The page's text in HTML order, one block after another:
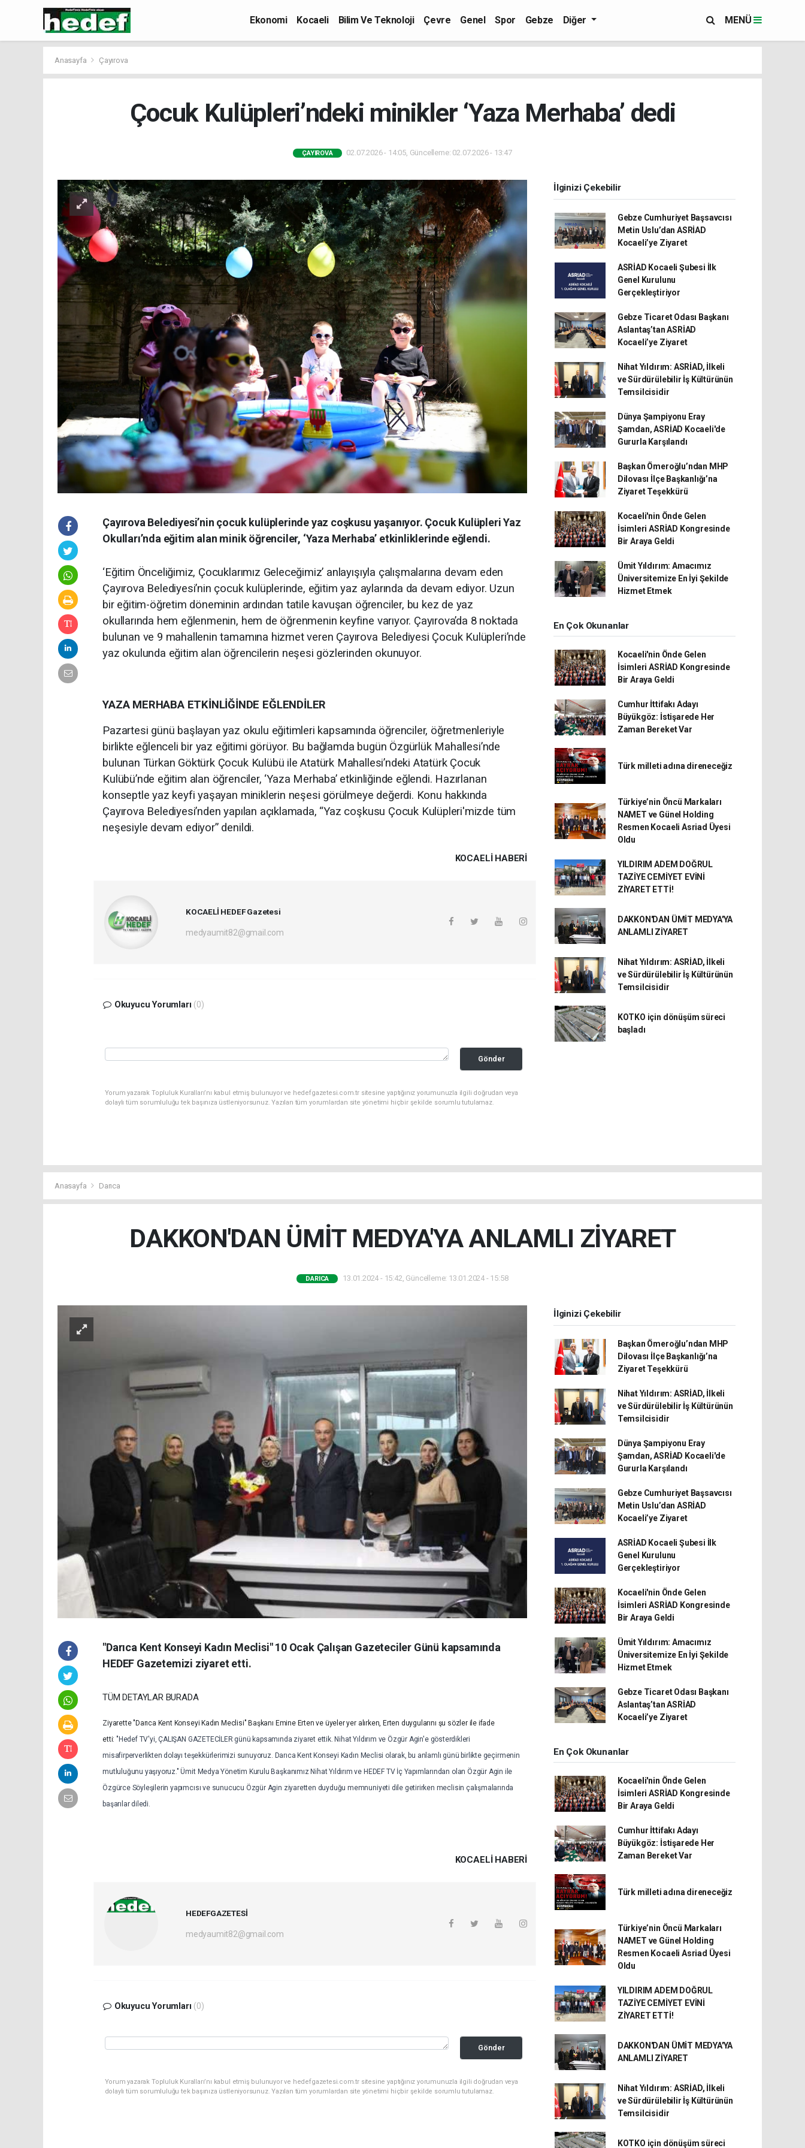
Ekonomi Kocaeli Bilim Ve Teknoloji Çevre Genel Spor Gebze Diğer MENÜ
Anasayfa Çayırova
Çocuk Kulüpleri’ndeki minikler ‘Yaza Merhaba’ dedi
ÇAYIROVA 02.07.2026 - 14:05, Güncelleme: 02.07.2026 - 13:47
Çayırova Belediyesi’nin çocuk kulüplerinde yaz coşkusu yaşanıyor. Çocuk Kulüpleri Yaz
Okulları’nda eğitim alan minik öğrenciler, ‘Yaza Merhaba’ etkinliklerinde eğlendi.
‘Eğitim Önceliğimiz, Çocuklarımız Geleceğimiz’ anlayışıyla çalışmalarına devam eden
Çayırova Belediyesi’nin çocuk kulüplerinde, eğitim yaz aylarında da devam ediyor. Uzun
bir eğitim-öğretim döneminin ardından tatile kavuşan öğrenciler, bu kez de yaz
okullarında hem eğlenmenin, hem de öğrenmenin keyfine varıyor. Çayırova’da 8 noktada
bulunan ve 9 mahallenin tamamına hizmet veren Çayırova Belediyesi Çocuk Kulüpleri’nde
yaz okulunda eğitim alan öğrencilerin neşesi gözlerinden okunuyor.
YAZA MERHABA ETKİNLİĞİNDE EĞLENDİLER
Pazartesi günü başlayan yaz okulu eğitimleri kapsamında öğrenciler, öğretmenleriyle
birlikte eğlenceli bir yaz eğitimi görüyor. Bu bağlamda bugün Özgürlük Mahallesi’nde
bulunan Türkan Göktürk Çocuk Kulübü ile Atatürk Mahallesi’ndeki Atatürk Çocuk
Kulübü’nde eğitim alan öğrenciler, ‘Yaza Merhaba’ etkinliğinde eğlendi. Hazırlanan
konseptle yaz keyfi yaşayan miniklerin neşesi görülmeye değerdi. Konu hakkında
Çayırova Belediyesi’nden yapılan açıklamada, “Yaz coşkusu Çocuk Kulüpleri'mizde tüm
neşesiyle devam ediyor” denildi.
KOCAELI HABERİ
KOCAELİ HEDEF Gazetesi
medyaumit82@gmail.com
Okuyucu Yorumları (0)
Gönder
Yorum yazarak Topluluk Kuralları’nı kabul etmiş bulunuyor ve hedefgazetesi.com.tr sitesine yaptığınız yorumunuzla ilgili doğrudan veya
dolaylı tüm sorumluluğu tek başınıza üstleniyorsunuz. Yazılan tüm yorumlardan site yönetimi hiçbir şekilde sorumlu tutulamaz.
İlginizi Çekebilir
Gebze Cumhuriyet Başsavcısı
Metin Uslu’dan ASRİAD
Kocaeli’ye Ziyaret
ASRİAD Kocaeli Şubesi İlk
Genel Kurulunu
Gerçekleştiriyor
Gebze Ticaret Odası Başkanı
Aslantaş’tan ASRİAD
Kocaeli’ye Ziyaret
Nihat Yıldırım: ASRİAD, İlkeli
ve Sürdürülebilir İş Kültürünün
Temsilcisidir
Dünya Şampiyonu Eray
Şamdan, ASRİAD Kocaeli'de
Gururla Karşılandı
Başkan Ömeroğlu’ndan MHP
Dilovası İlçe Başkanlığı’na
Ziyaret Teşekkürü
Kocaeli'nin Önde Gelen
İsimleri ASRİAD Kongresinde
Bir Araya Geldi
Ümit Yıldırım: Amacımız
Üniversitemize En İyi Şekilde
Hizmet Etmek
En Çok Okunanlar
Kocaeli'nin Önde Gelen
İsimleri ASRİAD Kongresinde
Bir Araya Geldi
Cumhur İttifakı Adayı
Büyükgöz: İstişarede Her
Zaman Bereket Var
Türk milleti adına direneceğiz
Türkiye’nin Öncü Markaları
NAMET ve Günel Holding
Resmen Kocaeli Asriad Üyesi
Oldu
YILDIRIM ADEM DOĞRUL
TAZİYE CEMİYET EVİNİ
ZİYARET ETTİ!
DAKKON'DAN ÜMİT MEDYA'YA
ANLAMLI ZİYARET
Nihat Yıldırım: ASRİAD, İlkeli
ve Sürdürülebilir İş Kültürünün
Temsilcisidir
KOTKO için dönüşüm süreci
başladı
Anasayfa Darıca
DAKKON'DAN ÜMİT MEDYA'YA ANLAMLI ZİYARET
DARICA 13.01.2024 - 15:42, Güncelleme: 13.01.2024 - 15:58
"Darıca Kent Konseyi Kadın Meclisi" 10 Ocak Çalışan Gazeteciler Günü kapsamında
HEDEF Gazetemizi ziyaret etti.
TÜM DETAYLAR BURADA
Ziyarette "Darıca Kent Konseyi Kadın Meclisi" Başkanı Emine Erten ve üyeler yer alırken, Erten duygularını şu sözler ile ifade
etti: "Hedef TV'yi, ÇALIŞAN GAZETECİLER günü kapsamında ziyaret ettik. Nihat Yıldırım ve Özgür Agin'e gösterdikleri
misafirperverlikten dolayı teşekkürlerimizi sunuyoruz. Darıca Kent Konseyi Kadın Meclisi olarak, bu anlamlı günü birlikte geçirmenin
mutluluğunu yaşıyoruz." Ümit Medya Yönetim Kurulu Başkanımız Nihat Yıldırım ve HEDEF TV İç Yapımlarından olan Özgür Agin ile
Özgürce Söyleşilerin yapımcısı ve sunucucu Özgür Agin ziyaretten duyduğu memnuniyeti dile getirirken meclisin çalışmalarında
başarılar diledi.
KOCAELI HABERİ
HEDEFGAZETESİ
medyaumit82@gmail.com
Okuyucu Yorumları (0)
Gönder
Yorum yazarak Topluluk Kuralları’nı kabul etmiş bulunuyor ve hedefgazetesi.com.tr sitesine yaptığınız yorumunuzla ilgili doğrudan veya
dolaylı tüm sorumluluğu tek başınıza üstleniyorsunuz. Yazılan tüm yorumlardan site yönetimi hiçbir şekilde sorumlu tutulamaz.
İlginizi Çekebilir
Başkan Ömeroğlu’ndan MHP
Dilovası İlçe Başkanlığı’na
Ziyaret Teşekkürü
Nihat Yıldırım: ASRİAD, İlkeli
ve Sürdürülebilir İş Kültürünün
Temsilcisidir
Dünya Şampiyonu Eray
Şamdan, ASRİAD Kocaeli'de
Gururla Karşılandı
Gebze Cumhuriyet Başsavcısı
Metin Uslu’dan ASRİAD
Kocaeli’ye Ziyaret
ASRİAD Kocaeli Şubesi İlk
Genel Kurulunu
Gerçekleştiriyor
Kocaeli'nin Önde Gelen
İsimleri ASRİAD Kongresinde
Bir Araya Geldi
Ümit Yıldırım: Amacımız
Üniversitemize En İyi Şekilde
Hizmet Etmek
Gebze Ticaret Odası Başkanı
Aslantaş’tan ASRİAD
Kocaeli’ye Ziyaret
En Çok Okunanlar
Kocaeli'nin Önde Gelen
İsimleri ASRİAD Kongresinde
Bir Araya Geldi
Cumhur İttifakı Adayı
Büyükgöz: İstişarede Her
Zaman Bereket Var
Türk milleti adına direneceğiz
Türkiye’nin Öncü Markaları
NAMET ve Günel Holding
Resmen Kocaeli Asriad Üyesi
Oldu
YILDIRIM ADEM DOĞRUL
TAZİYE CEMİYET EVİNİ
ZİYARET ETTİ!
DAKKON'DAN ÜMİT MEDYA'YA
ANLAMLI ZİYARET
Nihat Yıldırım: ASRİAD, İlkeli
ve Sürdürülebilir İş Kültürünün
Temsilcisidir
KOTKO için dönüşüm süreci